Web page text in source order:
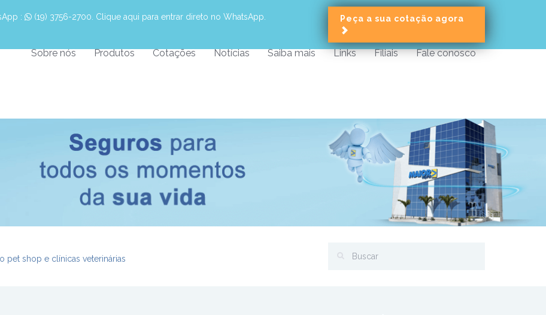
Peça a sua cotação agora
: (19) 3756-2700. Clique aqui para entrar direto no WhatsApp.
Sobre nós Produtos Cotações Notícias Saiba mais Links Filiais Fale conosco
pet shop e clínicas veterinárias